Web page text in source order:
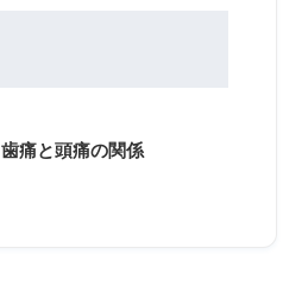
歯痛と頭痛の関係